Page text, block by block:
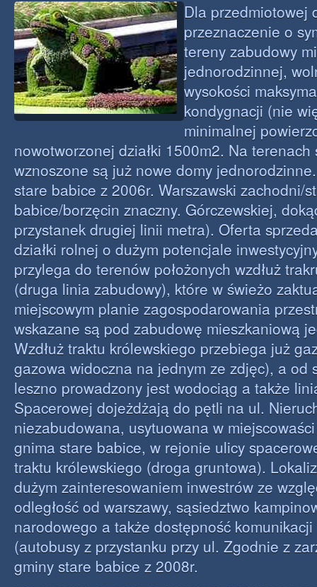
Dla przedmiotowej
przeznaczenie o
tereny zabudowy
jednorodzinnej,
wysokości
kondygnacji (nie
minimalnej
nowotworzonej działki 1500m2. Na terenach
wznoszone są już nowe domy
stare babice z 2006r. Warszawski zachodni/
babice/borzęcin znaczny. Górczewskiej,
przystanek drugiej linii metra). Oferta
działki rolnej o dużym potencjale
przylega do terenów położonych wzdłuż
(druga linia zabudowy), które w świeżo
miejscowym planie zagospodarowania
wskazane są pod zabudowę mieszkaniową
Wzdłuż traktu królewskiego przebiega już
gazowa widoczna na jednym ze zdjęc), a od
leszno prowadzony jest wodociąg a także
Spacerowej dojeżdżają do pętli na ul.
niezabudowana, usytuowana w
gnima stare babice, w rejonie ulicy
traktu królewskiego (droga gruntowa).
dużym zainteresowaniem inwestrów ze
odległość od warszawy, sąsiedztwo
narodowego a także dostępność
(autobusy z przystanku przy ul. Zgodnie z
gminy stare babice z 2008r.